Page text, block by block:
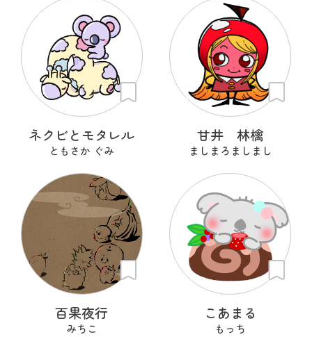
ネクビとモタレル
ともさか ぐみ
甘井 林檎
ましまろましまし
百果夜行
みちこ
こあまる
もっち